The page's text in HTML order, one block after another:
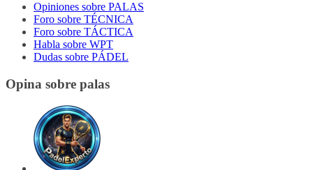
Opiniones sobre PALAS
Foro sobre TÉCNICA
Foro sobre TÁCTICA
Habla sobre WPT
Dudas sobre PÁDEL
Opina sobre palas